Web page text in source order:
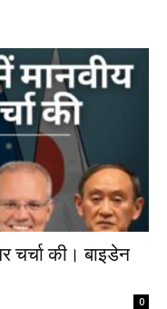
चर्चा की। बाइडेन
0